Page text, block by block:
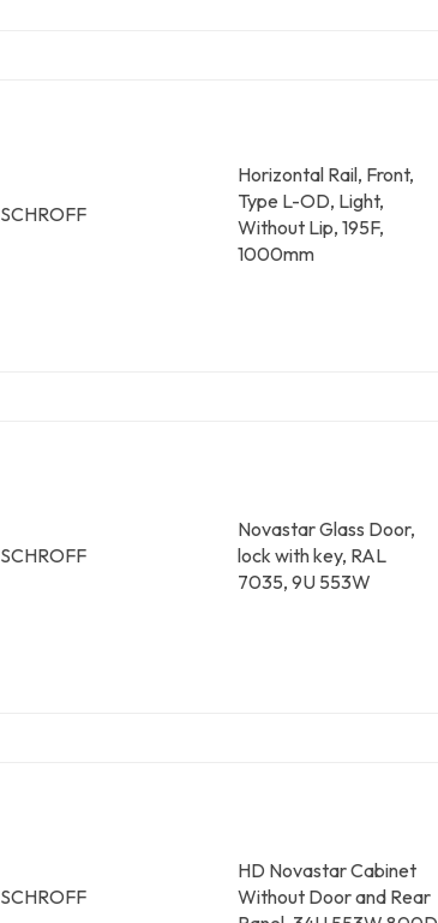
SCHROFF
Horizontal Rail, Front,
Type L-OD, Light,
Without Lip, 195F,
1000mm
SCHROFF
Novastar Glass Door,
lock with key, RAL
7035, 9U 553W
SCHROFF
HD Novastar Cabinet
Without Door and Rear